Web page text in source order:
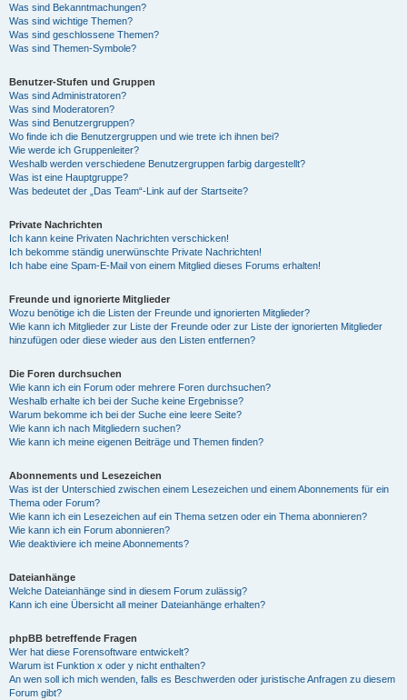
Was sind Bekanntmachungen?
Was sind wichtige Themen?
Was sind geschlossene Themen?
Was sind Themen-Symbole?
Benutzer-Stufen und Gruppen
Was sind Administratoren?
Was sind Moderatoren?
Was sind Benutzergruppen?
Wo finde ich die Benutzergruppen und wie trete ich ihnen bei?
Wie werde ich Gruppenleiter?
Weshalb werden verschiedene Benutzergruppen farbig dargestellt?
Was ist eine Hauptgruppe?
Was bedeutet der „Das Team“-Link auf der Startseite?
Private Nachrichten
Ich kann keine Privaten Nachrichten verschicken!
Ich bekomme ständig unerwünschte Private Nachrichten!
Ich habe eine Spam-E-Mail von einem Mitglied dieses Forums erhalten!
Freunde und ignorierte Mitglieder
Wozu benötige ich die Listen der Freunde und ignorierten Mitglieder?
Wie kann ich Mitglieder zur Liste der Freunde oder zur Liste der ignorierten Mitglieder
hinzufügen oder diese wieder aus den Listen entfernen?
Die Foren durchsuchen
Wie kann ich ein Forum oder mehrere Foren durchsuchen?
Weshalb erhalte ich bei der Suche keine Ergebnisse?
Warum bekomme ich bei der Suche eine leere Seite?
Wie kann ich nach Mitgliedern suchen?
Wie kann ich meine eigenen Beiträge und Themen finden?
Abonnements und Lesezeichen
Was ist der Unterschied zwischen einem Lesezeichen und einem Abonnements für ein
Thema oder Forum?
Wie kann ich ein Lesezeichen auf ein Thema setzen oder ein Thema abonnieren?
Wie kann ich ein Forum abonnieren?
Wie deaktiviere ich meine Abonnements?
Dateianhänge
Welche Dateianhänge sind in diesem Forum zulässig?
Kann ich eine Übersicht all meiner Dateianhänge erhalten?
phpBB betreffende Fragen
Wer hat diese Forensoftware entwickelt?
Warum ist Funktion x oder y nicht enthalten?
An wen soll ich mich wenden, falls es Beschwerden oder juristische Anfragen zu diesem
Forum gibt?